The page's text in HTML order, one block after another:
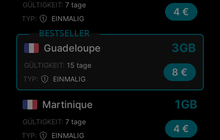
TYP: EINMALIG
GÜLTIGKEIT: 7 tage
4 €
Guadeloupe
TYP: EINMALIG
3GB
GÜLTIGKEIT: 15 tage
8 €
BESTSELLER
Martinique
TYP: EINMALIG
1GB
GÜLTIGKEIT: 7 tage
4 €